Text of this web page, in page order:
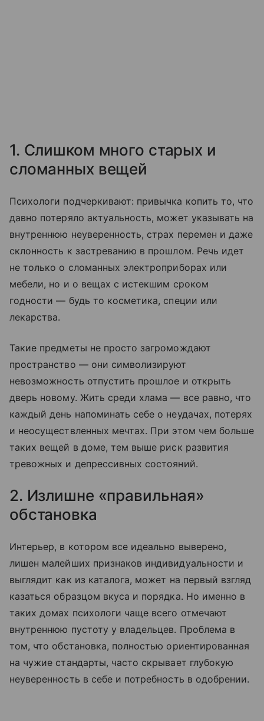
1. Слишком много старых и
сломанных вещей
Психологи подчеркивают: привычка копить то, что
давно потеряло актуальность, может указывать на
внутреннюю неуверенность, страх перемен и даже
склонность к застреванию в прошлом. Речь идет
не только о сломанных электроприборах или
мебели, но и о вещах с истекшим сроком
годности — будь то косметика, специи или
лекарства.
Такие предметы не просто загромождают
пространство — они символизируют
невозможность отпустить прошлое и открыть
дверь новому. Жить среди хлама — все равно, что
каждый день напоминать себе о неудачах, потерях
и неосуществленных мечтах. При этом чем больше
таких вещей в доме, тем выше риск развития
тревожных и депрессивных состояний.
2. Излишне «правильная»
обстановка
Интерьер, в котором все идеально выверено,
лишен малейших признаков индивидуальности и
выглядит как из каталога, может на первый взгляд
казаться образцом вкуса и порядка. Но именно в
таких домах психологи чаще всего отмечают
внутреннюю пустоту у владельцев. Проблема в
том, что обстановка, полностью ориентированная
на чужие стандарты, часто скрывает глубокую
неуверенность в себе и потребность в одобрении.